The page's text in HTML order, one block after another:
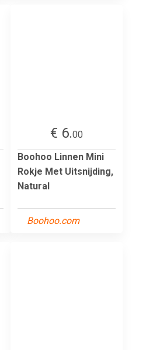
€ 6.00
Boohoo Linnen Mini
Rokje Met Uitsnijding,
Natural
Boohoo.com